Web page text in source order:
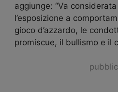
aggiunge: “Va
l’esposizione a
gioco d’azzardo, le
promiscue, il bullismo e il